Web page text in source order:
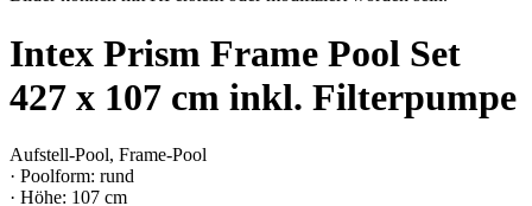
Intex Prism Frame Pool Set
427 x 107 cm inkl. Filterpumpe
Aufstell-Pool, Frame-Pool
· Poolform: rund
· Höhe: 107 cm